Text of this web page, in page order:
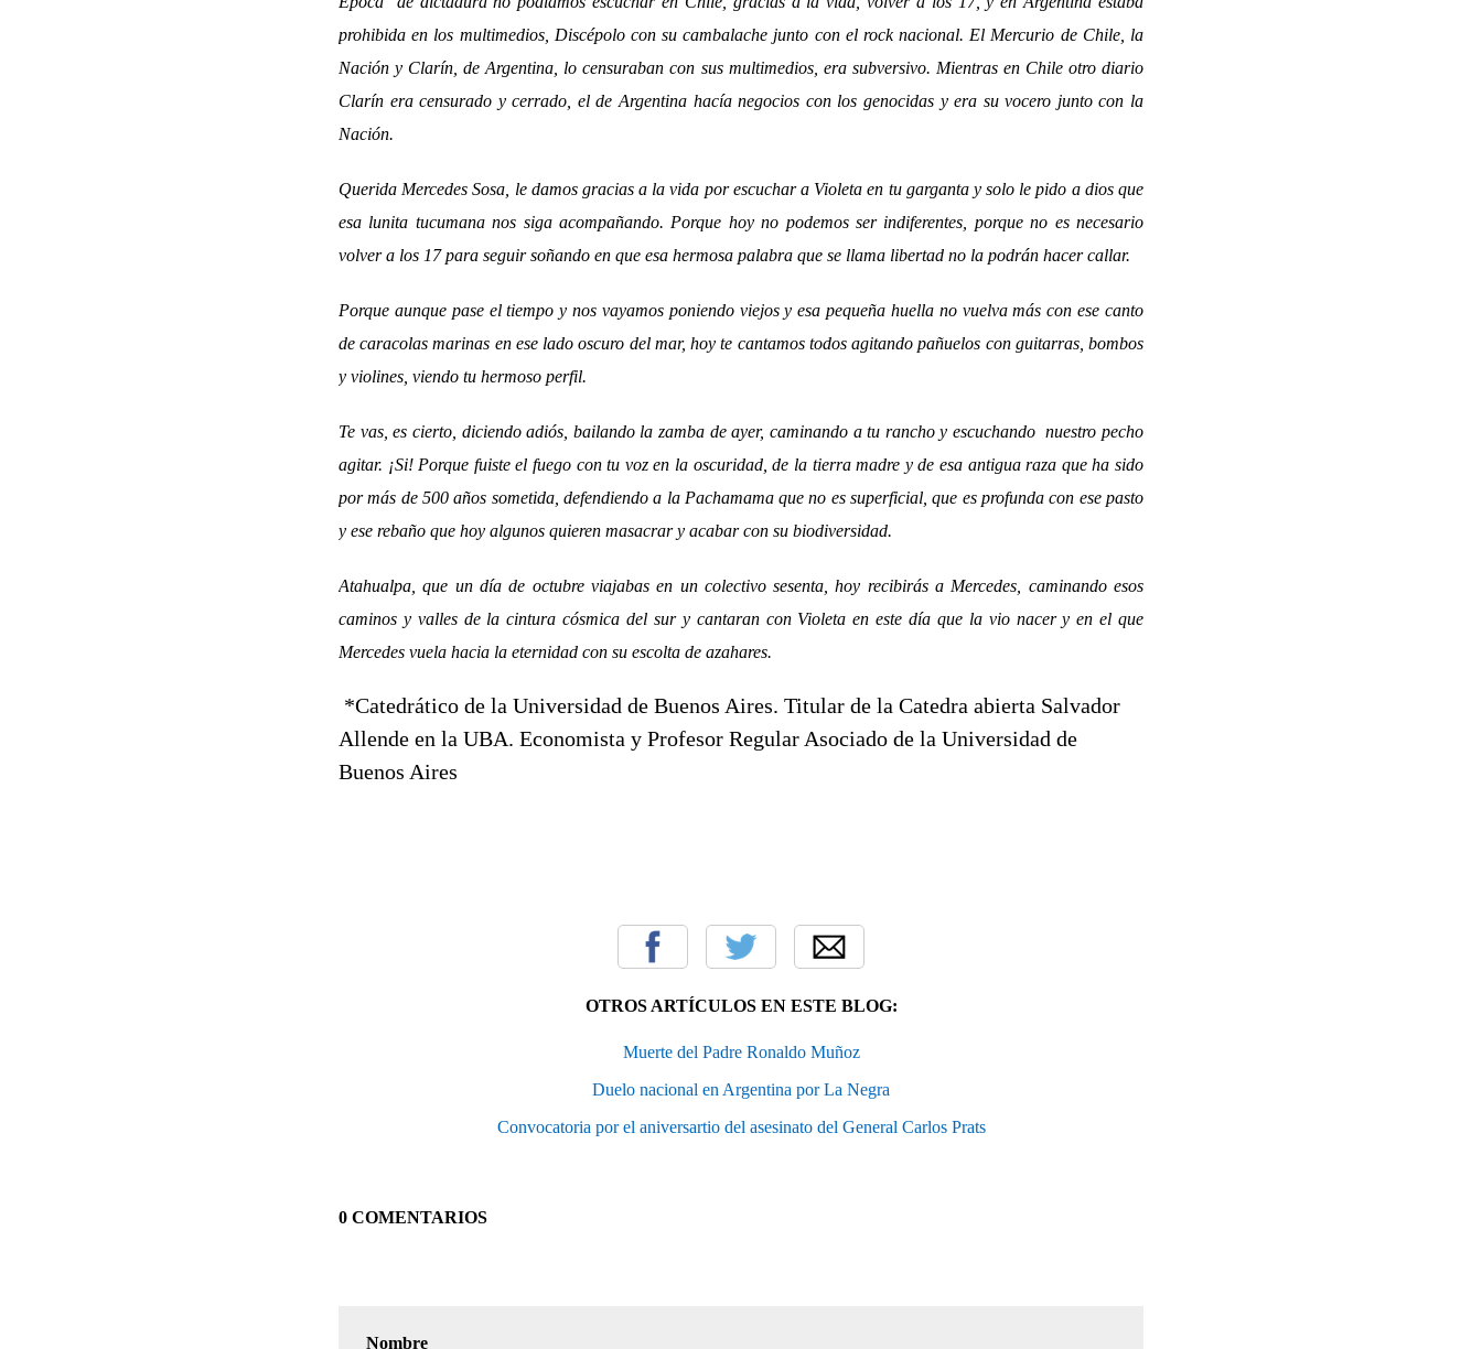
prohibida en los multimedios, Discépolo con su cambalache junto con el rock nacional. El Mercurio de Chile, la
Nación y Clarín, de Argentina, lo censuraban con sus multimedios, era subversivo. Mientras en Chile otro diario
Clarín era censurado y cerrado, el de Argentina hacía negocios con los genocidas y era su vocero junto con la
Nación.
Querida Mercedes Sosa, le damos gracias a la vida por escuchar a Violeta en tu garganta y solo le pido a dios que
esa lunita tucumana nos siga acompañando. Porque hoy no podemos ser indiferentes, porque no es necesario
volver a los 17 para seguir soñando en que esa hermosa palabra que se llama libertad no la podrán hacer callar.
Porque aunque pase el tiempo y nos vayamos poniendo viejos y esa pequeña huella no vuelva más con ese canto
de caracolas marinas en ese lado oscuro del mar, hoy te cantamos todos agitando pañuelos con guitarras, bombos
y violines, viendo tu hermoso perfil.
Te vas, es cierto, diciendo adiós, bailando la zamba de ayer, caminando a tu rancho y escuchando nuestro pecho
agitar. ¡Si! Porque fuiste el fuego con tu voz en la oscuridad, de la tierra madre y de esa antigua raza que ha sido
por más de 500 años sometida, defendiendo a la Pachamama que no es superficial, que es profunda con ese pasto
y ese rebaño que hoy algunos quieren masacrar y acabar con su biodiversidad.
Atahualpa, que un día de octubre viajabas en un colectivo sesenta, hoy recibirás a Mercedes, caminando esos
caminos y valles de la cintura cósmica del sur y cantaran con Violeta en este día que la vio nacer y en el que
Mercedes vuela hacia la eternidad con su escolta de azahares.
*Catedrático de la Universidad de Buenos Aires. Titular de la Catedra abierta Salvador
Allende en la UBA. Economista y Profesor Regular Asociado de la Universidad de
Buenos Aires
OTROS ARTÍCULOS EN ESTE BLOG:
Muerte del Padre Ronaldo Muñoz
Duelo nacional en Argentina por La Negra
Convocatoria por el aniversartio del asesinato del General Carlos Prats
0 COMENTARIOS
Nombre